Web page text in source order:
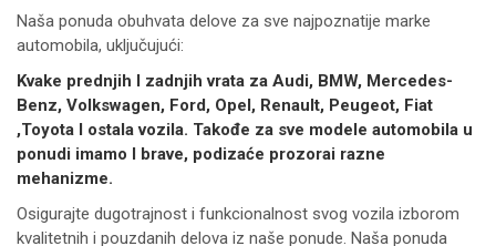
Naša ponuda obuhvata delove za sve najpoznatije marke
automobila, uključujući:
Kvake prednjih I zadnjih vrata za Audi, BMW, Mercedes-
Benz, Volkswagen, Ford, Opel, Renault, Peugeot, Fiat
,Toyota I ostala vozila. Takođe za sve modele automobila u
ponudi imamo I brave, podizaće prozorai razne
mehanizme.
Osigurajte dugotrajnost i funkcionalnost svog vozila izborom
kvalitetnih i pouzdanih delova iz naše ponude. Naša ponuda